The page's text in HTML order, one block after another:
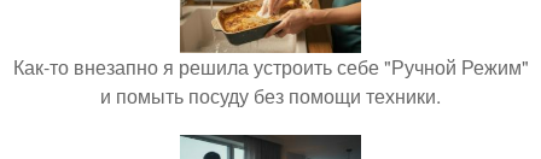
Как-то внезапно я решила устроить себе "Ручной Режим"
и помыть посуду без помощи техники.